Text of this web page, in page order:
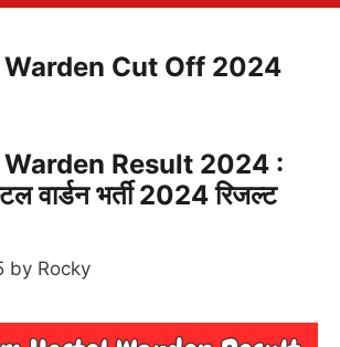
Warden Cut Off 2024
Result 2024 :
वार्डन भर्ती 2024 रिजल्ट
by Rocky